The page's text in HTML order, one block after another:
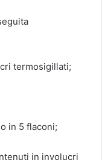
termosigillati;
in 5 flaconi;
in involucri